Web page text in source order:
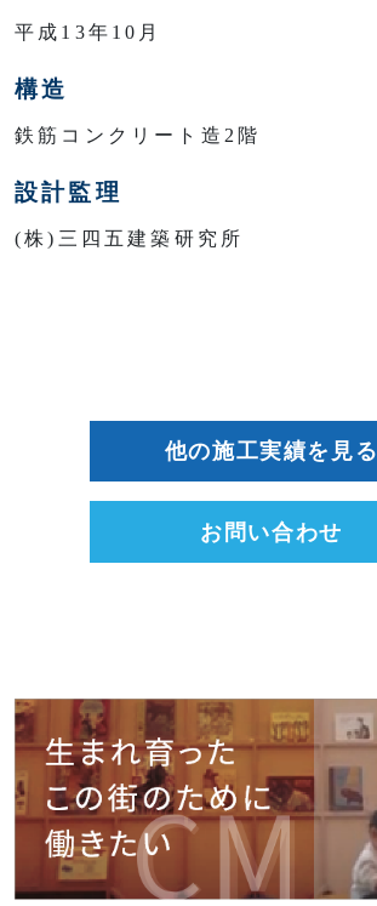
平成13年10月
構造
鉄筋コンクリート造2階
設計監理
(株)三四五建築研究所
他の施工実績を見る
お問い合わせ